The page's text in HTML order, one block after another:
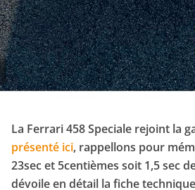
La Ferrari 458 Speciale rejoint la
présenté ici, rappellons pour
23sec et 5centièmes soit 1,5 sec
dévoile en détail la fiche